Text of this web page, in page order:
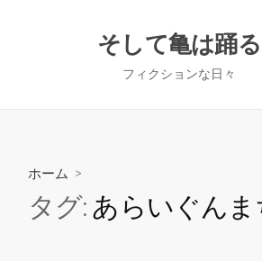
そして亀は踊る
フィクションな日々
ホーム >
タグ: あらいぐんま